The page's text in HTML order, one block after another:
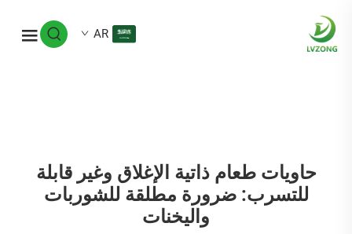
AR
حاويات طعام ذاتية الإغلاق وغير قابلة
للتسرب: ضرورة مطلقة للشوربات
واليخنات